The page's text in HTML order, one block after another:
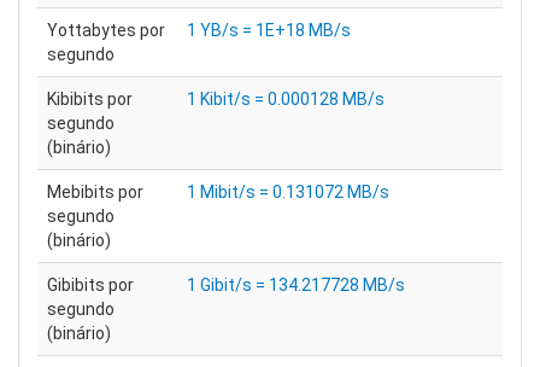
Yottabytes por
segundo
1 YB/s = 1E+18 MB/s
Kibibits por
segundo
(binário)
1 Kibit/s = 0.000128 MB/s
Mebibits por
segundo
(binário)
1 Mibit/s = 0.131072 MB/s
Gibibits por
segundo
(binário)
1 Gibit/s = 134.217728 MB/s